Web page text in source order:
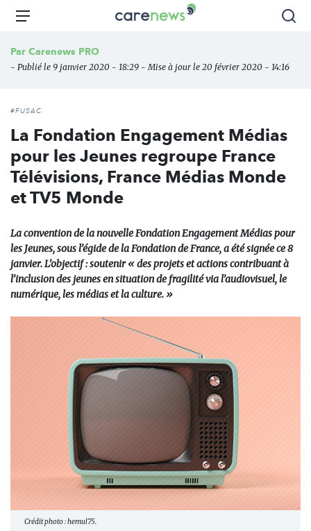
Aller
principal
Carenews,
des
Menu
Par Carenews PRO
- Publié le 9 janvier 2020 - 18:29 - Mise à jour le 20 février 2020 - 14:16
#FUSAC
La Fondation Engagement Médias
pour les Jeunes regroupe France
Télévisions, France Médias Monde
et TV5 Monde
La convention de la nouvelle Fondation Engagement Médias pour
les Jeunes, sous l’égide de la Fondation de France, a été signée ce 8
janvier. L’objectif : soutenir « des projets et actions contribuant à
l’inclusion des jeunes en situation de fragilité via l’audiovisuel, le
numérique, les médias et la culture. »
Crédit photo : hemul75.